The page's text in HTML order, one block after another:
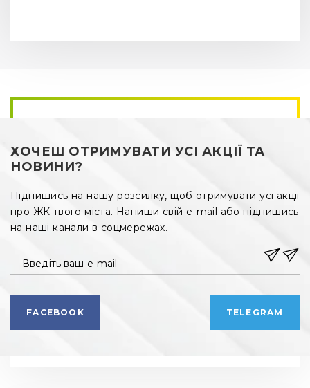
ХОЧЕШ ОТРИМУВАТИ УСІ АКЦІЇ ТА
НОВИНИ?
Підпишись на нашу розсилку, щоб отримувати усі акції
про ЖК твого міста. Напиши свій e-mail або підпишись
на наші канали в соцмережах.
Введіть ваш e-mail
FACEBOOK TELEGRAM